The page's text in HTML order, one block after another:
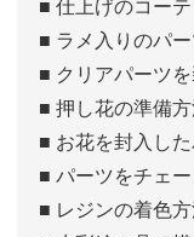
■ ラメ入りのパ
■ クリアパーツ
■ 押し花の準備
■ お花を封入し
■ パーツをチェ
■ レジンの着色